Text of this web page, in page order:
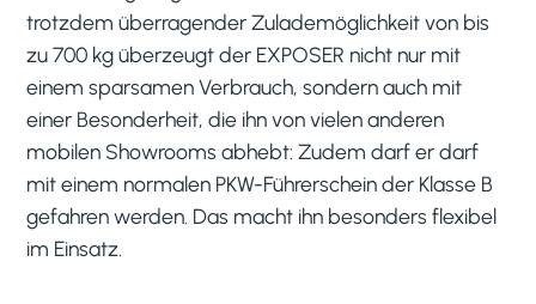
trotzdem überragender Zulademöglichkeit von bis
zu 700 kg überzeugt der EXPOSER nicht nur mit
einem sparsamen Verbrauch, sondern auch mit
einer Besonderheit, die ihn von vielen anderen
mobilen Showrooms abhebt: Zudem darf er darf
mit einem normalen PKW-Führerschein der Klasse B
gefahren werden. Das macht ihn besonders flexibel
im Einsatz.